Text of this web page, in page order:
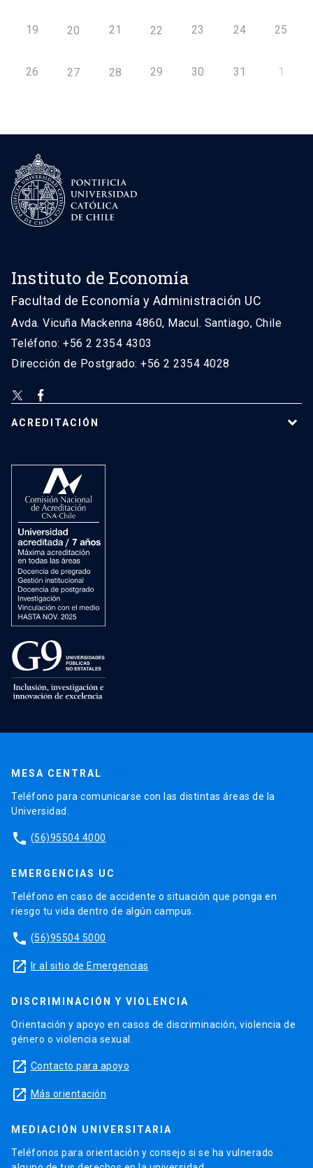
19 20 21 22 23 24 25
26 27 28 29 30 31 1
Instituto de Economía
Facultad de Economía y Administración UC
Avda. Vicuña Mackenna 4860, Macul. Santiago, Chile
Teléfono: +56 2 2354 4303
Dirección de Postgrado: +56 2 2354 4028
ACREDITACIÓN
MESA CENTRAL
Teléfono para comunicarse con las distintas áreas de la
Universidad.
phone (56)95504 4000
EMERGENCIAS UC
Teléfono en caso de accidente o situación que ponga en
riesgo tu vida dentro de algún campus.
phone (56)95504 5000
launch Ir al sitio de Emergencias
DISCRIMINACIÓN Y VIOLENCIA
Orientación y apoyo en casos de discriminación, violencia de
género o violencia sexual.
launch Contacto para apoyo
launch Más orientación
MEDIACIÓN UNIVERSITARIA
Teléfonos para orientación y consejo si se ha vulnerado